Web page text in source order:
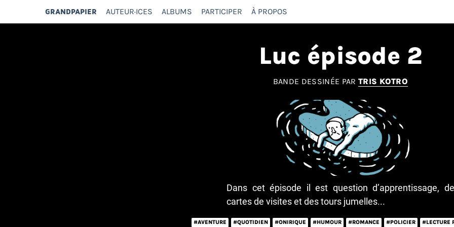
GRANDPAPIER AUTEUR·ICES ALBUMS PARTICIPER À PROPOS
Luc épisode 2
BANDE DESSINÉE PAR TRIS KOTRO
Dans cet épisode il est question d’apprentissage, de
cartes de visites et des tours jumelles...
#AVENTURE #QUOTIDIEN #ONIRIQUE #HUMOUR #ROMANCE #POLICIER #LECTURE